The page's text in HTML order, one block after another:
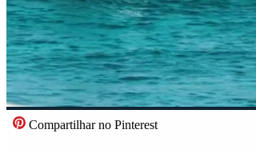
Compartilhar no Pinterest